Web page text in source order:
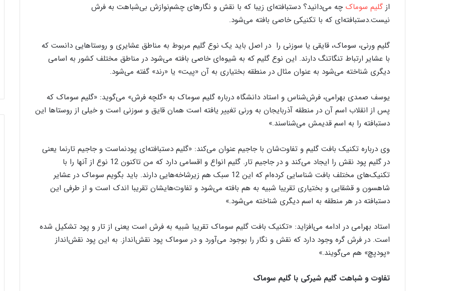
از گلیم سوماک چه می‌دانید؟ دستبافته‌ای زیبا که با نقش و نگارهای چشم‌نوازش بی‌شباهت به فرش
نیست.دستبافته‌ای که با تکنیکی خاصی بافته می‌شود.
گلیم ورنی، سوماک، قایقی یا سوزنی را در اصل باید یک نوع گلیم مربوط به مناطق عشایری و روستاهایی دانست که
با عشایر ارتباط تنگاتنگ دارند. این نوع گلیم که به شیوه‌ای خاصی بافته می‌شود در مناطق مختلف کشور به اسامی
دیگری شناخته می‌شود به عنوان مثال در منطقه بختیاری به آن «پیت» یا «رند» گفته می‌شود.
یوسف صمدی بهرامی، فرش‌شناس و استاد دانشگاه درباره گلیم سوماک به «گلچه فرش» می‌گوید: «گلیم سوماک که
پس از انقلاب اسم آن در منطقه آذربایجان به ورنی تغییر یافته است همان قایق و سوزنی است و خیلی از روستاها این
دستبافته را به اسم قدیمش می‌شناسند.»
وی درباره تکنیک بافت گلیم‌ و تفاوت‌شان با جاجیم‌ عنوان می‌کند: «گلیم دستبافته‌ای پودنماست و جاجیم تارنما یعنی
در گلیم پود نقش را ایجاد می‌کند و در جاجیم تار. گلیم انواع و اقسامی دارد که من تاکنون 12 نوع از آنها را با
تکنیک‌های مختلف بافت شناسایی کرده‌ام که این 12 سبک هم زیرشاخه‌هایی دارند. باید بگویم سوماک در عشایر
شاهسون و قشقایی و بختیاری تقریبا شبیه به هم بافته می‌شود و تفاوت‌هایشان تقریبا اندک است و از طرفی این
دستبافته در هر منطقه به اسم دیگری شناخته می‌شود.»
استاد بهرامی در ادامه می‌افزاید: «تکنیک بافت گلیم سوماک تقریبا شبیه به فرش است یعنی از تار و پود تشکیل شده
است. در فرش گره وجود دارد که نقش و نگار را بوجود می‌آورد و در سوماک پود نقش‌انداز. به این پود نقش‌انداز
«پودپچ» هم می‌گویند.»
تفاوت و شباهت گلیم شیرکی با گلیم سوماک
گذری بر کارگاه ‌های قالیبافی اردکان
ج
ی
ا
ف
ی
ه
و
ا
ت
ت
و
ی
ر
26 دسامبر 2023
خورجین‌ بافی به روایت تصویر
د
ی
پ
ل
ا
ت‌
ه
ژ
ن
ی
ن
ی
31 جولای 2021
بازدید دیپلمات‌های ژاپنی از بنیاد رسام
عرب‌ زاده